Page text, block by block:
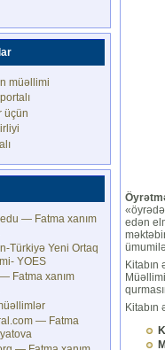
müəllimi
üçün
— Fatma xanım
Türkiyə Yeni Ortaq
YOES
Fatma xanım
— Fatma
edən
Kitabın
Kitabın